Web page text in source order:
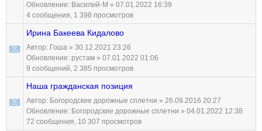
Обновление: Василий-М » 07.01.2022 16:39
4 сообщения, 1 398 просмотров
Ирина Бакеева Кидалово
Автор: Гоша » 30.12.2021 23:26
Обновление: рустам » 07.01.2022 01:06
9 сообщений, 2 385 просмотров
Наша гражданская позиция
Автор: Богородские дорожные сплетни » 26.09.2016 20:27
Обновление: Богородские дорожные сплетни » 04.01.2022 12:38
72 сообщения, 10 307 просмотров